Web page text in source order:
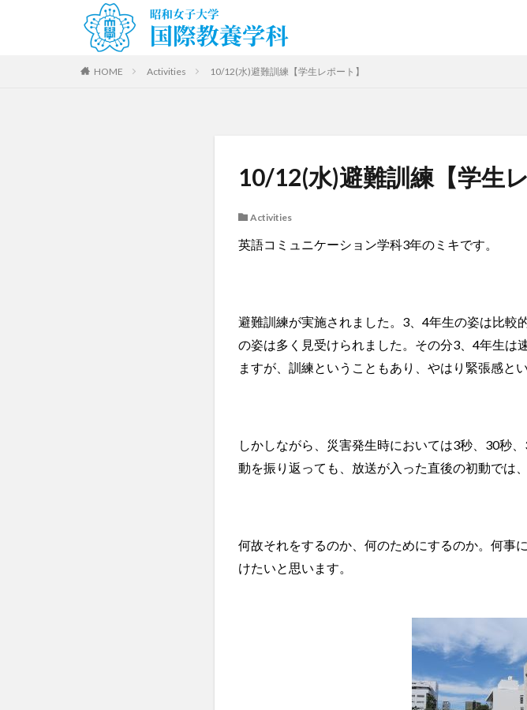
HOME Activities 10/12(水)避難訓練【学生レポート】
10/12(水)避難訓練【学生レ
Activities
英語コミュニケーション学科3年のミキです。
避難訓練が実施されました。3、4年生の姿は比較
の姿は多く見受けられました。その分3、4年生は
ますが、訓練ということもあり、やはり緊張感と
しかしながら、災害発生時においては3秒、30秒
動を振り返っても、放送が入った直後の初動では
何故それをするのか、何のためにするのか。何事
けたいと思います。